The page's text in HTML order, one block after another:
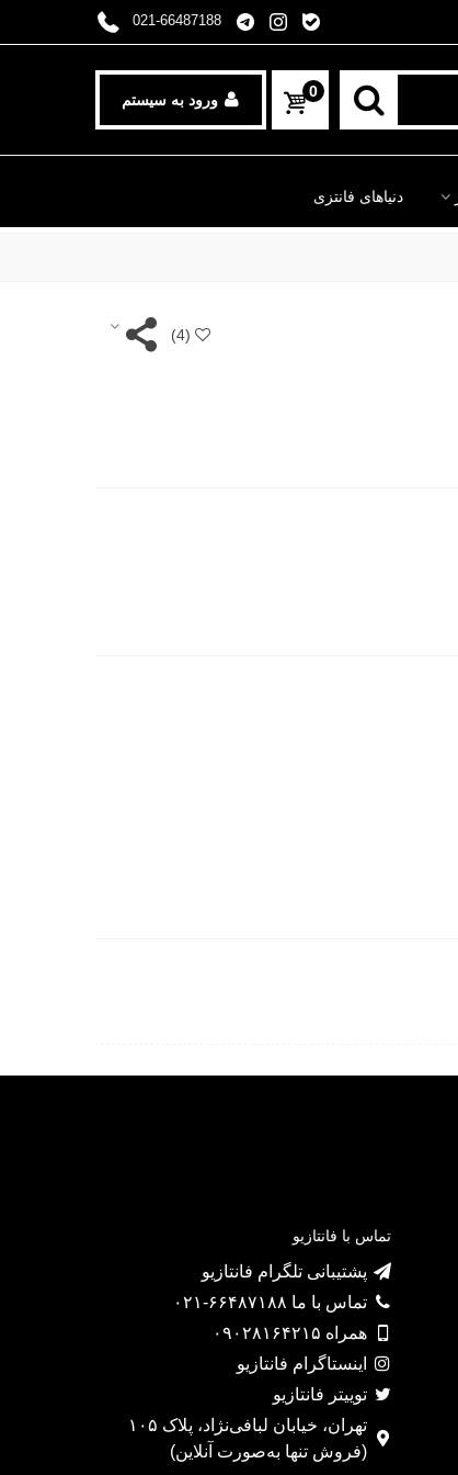
021-66487188
0 ورود به سیستم
دنیاهای فانتزی
(
4
)
تماس با فانتازیو
پشتیبانی تلگرام فانتازیو
تماس با ما ۶۶۴۸۷۱۸۸-۰۲۱
همراه ۰۹۰۲۸۱۶۴۲۱۵
اینستاگرام فانتازیو
توییتر فانتازیو
تهران، خیابان لبافی‌نژاد، پلاک ۱۰۵
(فروش تنها به‌صورت آنلاین)